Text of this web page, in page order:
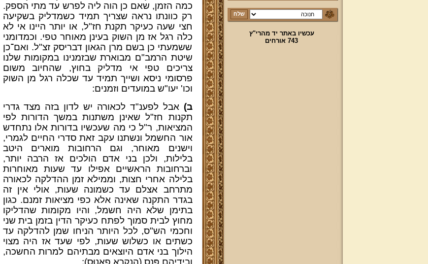
עכשיו באתר יד מהרי"ץ
743 אורחים
כמה הזמן, שאם כן הוה ליה לפרש עד מתי הספק.
רק כוונתו נראה שצריך תמיד כשמדליק בשקיעה
חצי שעה כעיקר תקנת חז"ל, או יותר היינו אי לא
כלה רגל אז מן השוק בעינן מאוחר טפי. וכמדומני
ששמעתי כן בשם מרן הגאון דבריסק זצ"ל. ואם־כן
שיטת הרמב"ם מבוארת שבזמנינו במקומות שלנו
צריכים טפי אי מדליק בחוץ, שהחיוב משום
פרסומי ניסא ושייך תמיד עד שכלה רגל מן השוק
וכו' יעו"ש במועדים וזמנים:
ב) אבל לפענ"ד לכאורה יש לדון בזה מצד גדרי
תקנות חז"ל שאינן משתנות במשך הדורות לפי
המציאות, ר"ל כי מה שעכשיו בדורות אלו נתחדש
אור החשמל ונשתנו עקב זאת סדרי החיים לגמרי,
וישנים מאוחר, וגם הרחובות מוארים היטב
בלילות, ולכן בני אדם הולכים אז הרבה יותר,
וברחובות הראשיים אפילו עד שעות מאוחרות
בלילה אחרי חצות, וממילא זמן ההדלקה לכאורה
מתרחב אצלם עד כשמונה שעות, אולי אין זה
בגדר התקנה שאינה אלא כפי מציאות זמנם. כגון
בתימן שלא היה חשמל, והיו מקומות שהדליקו
מחוץ לבית סמוך לפתח כעיקר הדין בזמן בית שני
וחכמי הש"ס, לכל היותר הניחו שמן להדלקה עד
כשתים או כשלוש שעות, לפי שעד אז היה מצוי
הילוך בני אדם היוצאים מבתיהם למרות החשכה,
ובידיהם פְּנָס (הנקרא פַאנוּס):